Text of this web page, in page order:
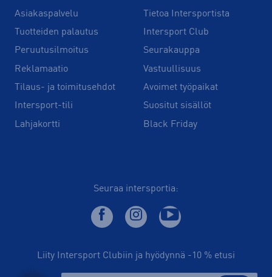
Asiakaspalvelu
Tuotteiden palautus
Peruutusilmoitus
Reklamaatio
Tilaus- ja toimitusehdot
Intersport-tili
Lahjakortti
Tietoa Intersportista
Intersport Club
Seurakauppa
Vastuullisuus
Avoimet työpaikat
Suositut sisällöt
Black Friday
Seuraa intersportia:
Liity Intersport Clubiin ja hyödynnä -10 % etusi